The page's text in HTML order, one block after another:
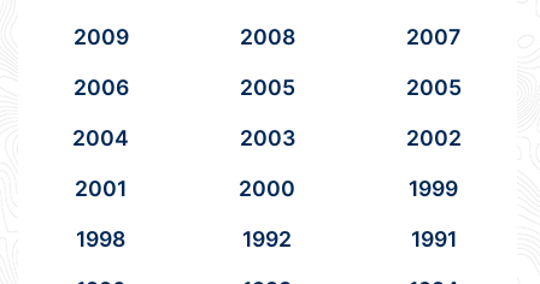
2009
2008
2007
2006
2005
2005
2004
2003
2002
2001
2000
1999
1998
1992
1991